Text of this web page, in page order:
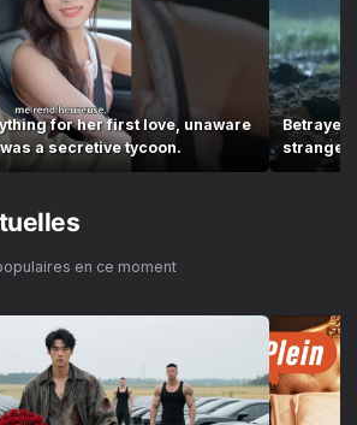
for her first love, unaware
a secretive tycoon.
Betrayed
stranger:
long ...
en ce moment